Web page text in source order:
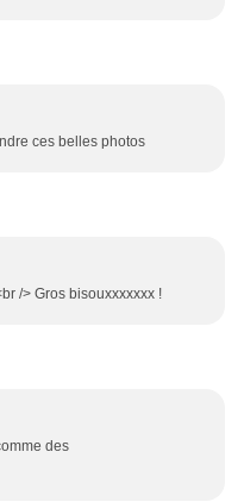
ces belles photos
/> Gros bisouxxxxxxx !
des